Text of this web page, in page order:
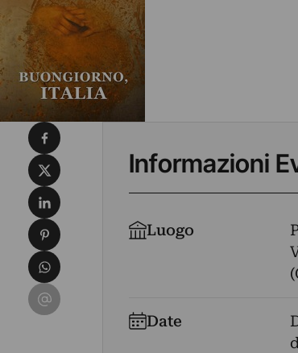
Informazioni
Luogo
Date
Condividi su Facebook
Condividi su X
Condividi su LinkedIn
Condividi su Pinterest
Condividi su WhatsApp
Condividi su Email